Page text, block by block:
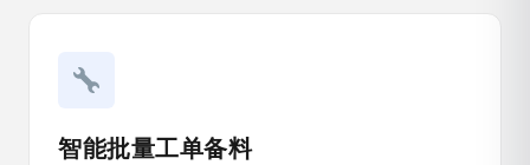
智能批量工单备料